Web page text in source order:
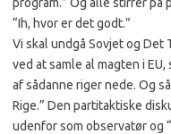
“Ih, hvor er det godt.”
Vi skal undgå Sovjet og Det
ved at samle al magten i
af sådanne riger nede. Og
Rige.” Den partitaktiske
udenfor som observatør og